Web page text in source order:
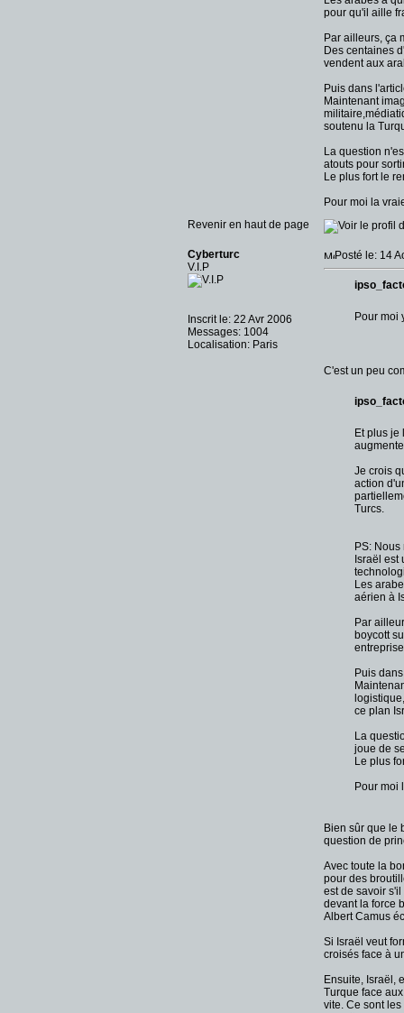
pour qu'il aille
Par ailleurs, ça
Des centaines
vendent aux
Puis dans
Maintenant
soutenu la
La question
atouts pour
Le plus fort le
Pour moi la
Revenir en haut de page
Cyberturc
V.I.P
Inscrit le: 22 Avr 2006
Messages: 1004
Localisation: Paris
Posté le: 14
Pour moi
C'est un peu
Et plus je
Je crois
action
Turcs.
PS:
Israël
Les
aérien à
Par
boycott
Puis
ce plan
La
joue de
Le plus
Pour moi
Bien sûr que le
question de
Avec toute la
pour des
est de savoir
devant la force
Albert Camus
Si Israël veut
croisés face à
Ensuite, Israël,
Turque face
vite. Ce sont